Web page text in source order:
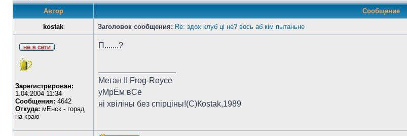
Автор Сообщение
kostak Заголовок сообщения: Re: здох клуб ці не? вось аб кім пытаньне
Зарегистрирован:
1.04.2004 11:34
Сообщения: 4642
Откуда: мЕнск - горад
на краю
П.......?
Меган II Frog-Royce
уМрЁм вСе
ні хвіліны без спірціны!(C)Коstak,1989